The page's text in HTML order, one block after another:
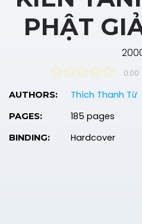
PHẬT
AUTHORS: Thích Thanh Từ
PAGES: 185 pages
BINDING: Hardcover